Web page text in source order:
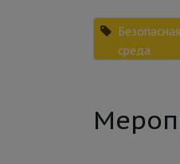
Безопасная
среда